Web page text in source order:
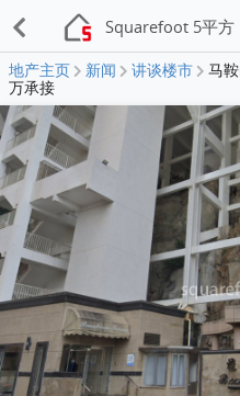
Squarefoot 5平方
地产主页 新闻 讲谈楼市
马
万承接